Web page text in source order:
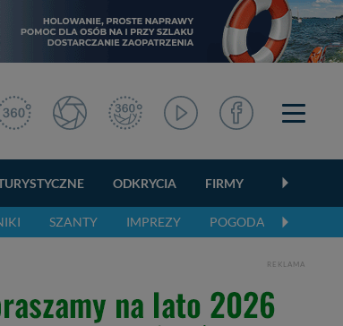
ODKRYCIA FIRMY
SZANTY IMPREZY POGODA
REKLAMA